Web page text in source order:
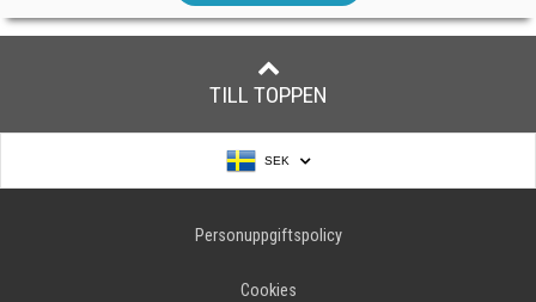
TILL TOPPEN
SEK
Personuppgiftspolicy
Cookies